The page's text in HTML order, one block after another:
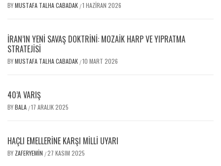
BYMUSTAFA TALHA CABADAK /1 HAZIRAN 2026
İRAN’IN YENI SAVAŞ DOKTRINI: MOZAIK HARP VE YIPRATMA
STRATEJISI
BYMUSTAFA TALHA CABADAK /10 MART 2026
40’A VARIŞ
BYBALA /17 ARALIK 2025
HAÇLI EMELLERİNE KARŞI MİLLİ UYARI
BY ZAFERYEMIN /27 KASIM 2025